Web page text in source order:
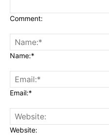
Comment:
Name:*
Email:*
Website: